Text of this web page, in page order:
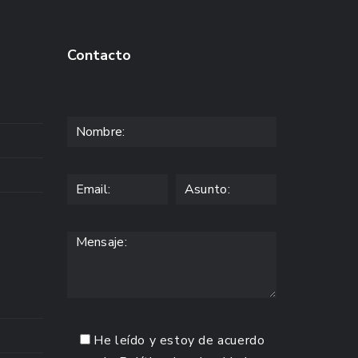
Contacto
He leído y estoy de acuerdo